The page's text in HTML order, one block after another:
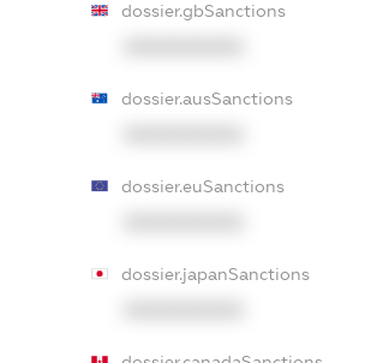
dossier.gbSanctions
dossier.ausSanctions
dossier.euSanctions
dossier.japanSanctions